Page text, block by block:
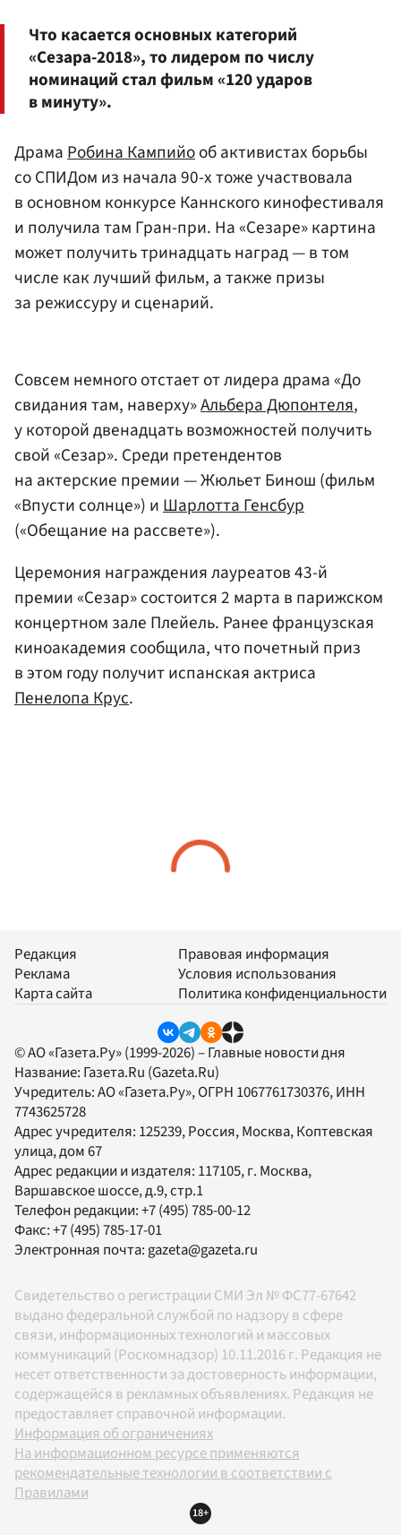
Что касается основных категорий
«Сезара-2018», то лидером по числу
номинаций стал фильм «120 ударов
в минуту».
ДрамаРобина Кампийооб активистах борьбы
со СПИДом из начала 90-х тоже участвовала
в основном конкурсе Каннского кинофестиваля
и получила там Гран-при. На «Сезаре» картина
может получить тринадцать наград — в том
числе как лучший фильм, а также призы
за режиссуру и сценарий.
Совсем немного отстает от лидера драма «До
свидания там, наверху»Альбера Дюпонтеля,
у которой двенадцать возможностей получить
свой «Сезар». Среди претендентов
на актерские премии — Жюльет Бинош (фильм
«Впусти солнце») иШарлотта Генсбур
(«Обещание на рассвете»).
Церемония награждения лауреатов 43-й
премии «Сезар» состоится 2 марта в парижском
концертном зале Плейель. Ранее французская
киноакадемия сообщила, что почетный приз
в этом году получит испанская актриса
Пенелопа Крус.
Редакция
Реклама
Карта сайта
Правовая информация
Условия использования
Политика конфиденциальности
© АО «Газета.Ру» (1999-2026) – Главные новости дня
Название: Газета.Ru (Gazeta.Ru)
Учредитель:АО «Газета.Ру», ОГРН 1067761730376, ИНН
7743625728
Адрес учредителя: 125239, Россия, Москва, Коптевская
улица, дом 67
Адрес редакции и издателя: 117105, г. Москва,
Варшавское шоссе, д.9, стр.1
Телефон редакции:+7 (495) 785-00-12
Факс:+7 (495) 785-17-01
Электронная почта:gazeta@gazeta.ru
Свидетельство о регистрации СМИ Эл № ФС77-67642
выдано федеральной службой по надзору в сфере
связи, информационных технологий и массовых
коммуникаций (Роскомнадзор) 10.11.2016 г. Редакция не
несет ответственности за достоверность информации,
содержащейся в рекламных объявлениях. Редакция не
предоставляет справочной информации.
Информация об ограничениях
На информационном ресурсе применяются
рекомендательные технологии в соответствии с
Правилами
18+